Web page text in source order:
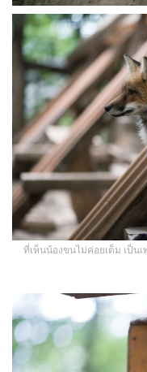
ที่เห็นน้องขนไม่ค่อยเต็ม เป็น